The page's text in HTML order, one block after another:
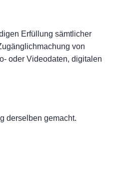
Erfüllung sämtlicher
von
oder Videodaten, digitalen
derselben gemacht.